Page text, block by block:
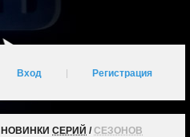
Вход Регистрация
НОВИНКИ СЕРИЙ /СЕЗОНОВ